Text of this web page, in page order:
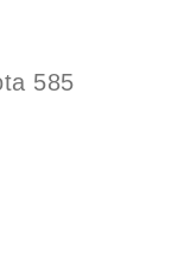
585